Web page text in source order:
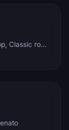
Dance, Rock, R'n'b, Disco, Pop, Classic rock, Techno, Reggae